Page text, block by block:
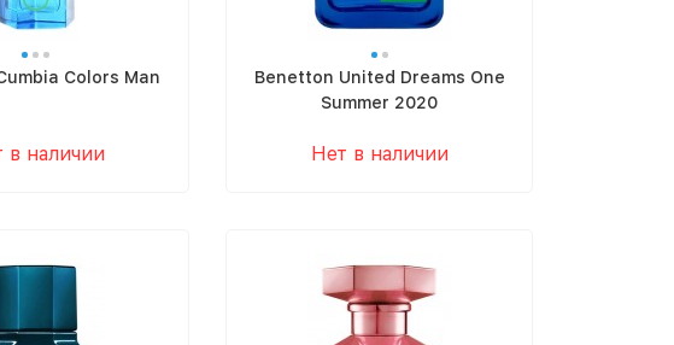
Colors Man
в наличии
Benetton United Dreams One
Summer 2020
Нет в наличии